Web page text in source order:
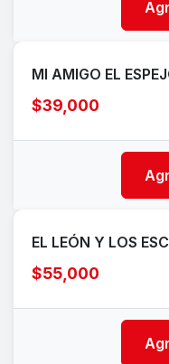
MI AMIGO EL
$39,000
EL LEÓN Y LOS
$55,000